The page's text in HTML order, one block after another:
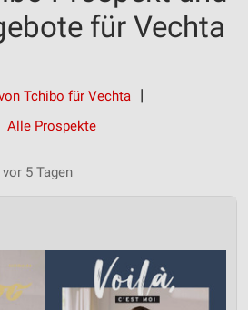
für Vechta
Tchibo für Vechta
Alle Prospekte
5 Tagen